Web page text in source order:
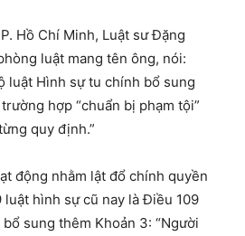
Hồ Chí Minh, Luật sư Đặng
luật mang tên ông, nói:
luật Hình sự tu chính bổ sung
hợp “chuẩn bị phạm tội”
quy định.”
động nhằm lật đổ chính quyền
hình sự cũ nay là Điều 109
sung thêm Khoản 3: “Người